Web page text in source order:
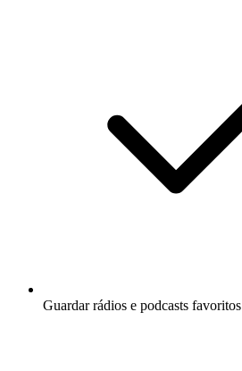
Guardar rádios e podcasts favoritos